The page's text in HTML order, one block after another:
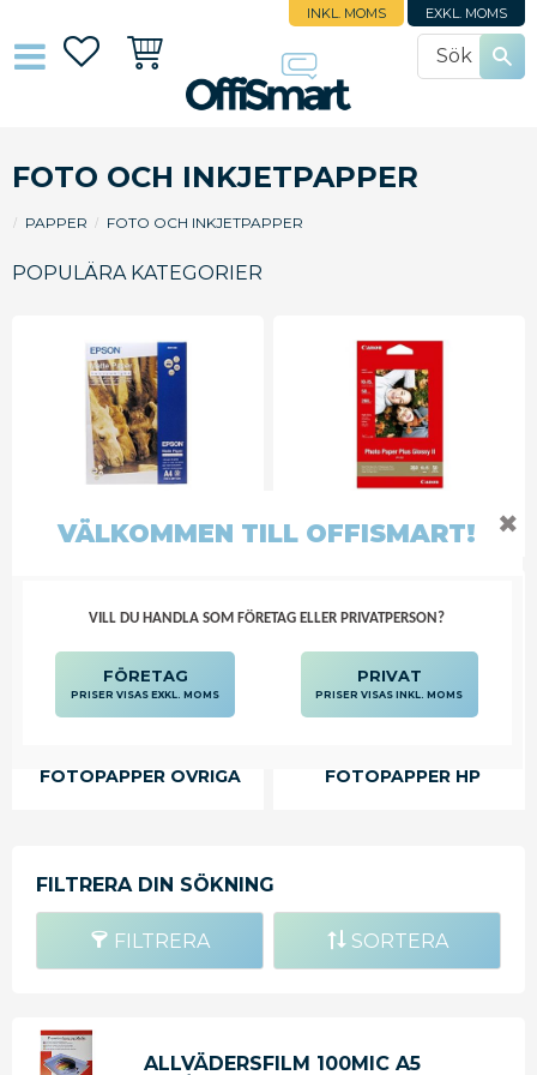
INKL. MOMS EXKL. MOMS
FavoriterKundvagn
FOTO OCH INKJETPAPPER
PAPPER FOTO OCH INKJETPAPPER
POPULÄRA KATEGORIER
FOTOPAPPER EPSON FOTOPAPPER CANON
FOTOPAPPER ÖVRIGA FOTOPAPPER HP
FILTRERA SORTERA
ALLVÄDERSFILM 100MIC A5
VÄLKOMMEN TILL OFFISMART!
VILL DU HANDLA SOM FÖRETAG ELLER PRIVATPERSON?
FÖRETAG
PRISER VISAS EXKL. MOMS
PRIVAT
PRISER VISAS INKL. MOMS
✖